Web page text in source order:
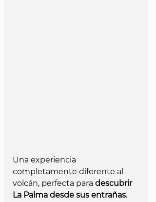
Una experiencia
completamente diferente al
volcán, perfecta para descubrir
La Palma desde sus entrañas.